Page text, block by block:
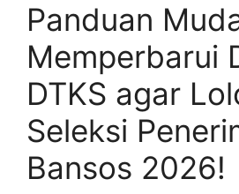
Panduan
Memperbarui
DTKS agar
Seleksi
Bansos 2026!